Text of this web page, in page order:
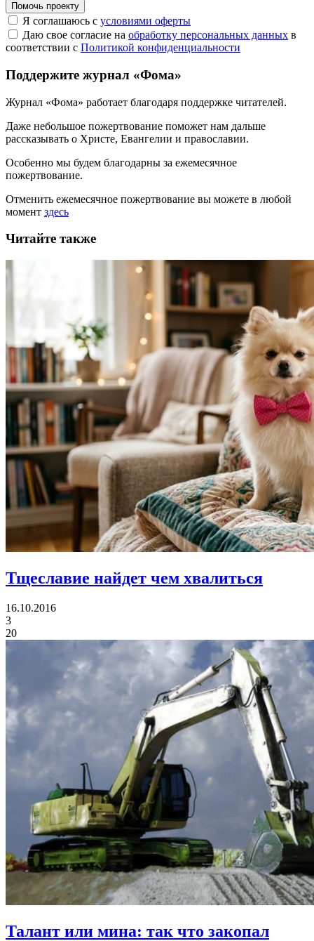
Помочь проекту
Я соглашаюсь с условиями оферты
Даю свое согласие на обработку персональных данных в
соответствии с Политикой конфиденциальности
Поддержите журнал «Фома»
Журнал «Фома» работает благодаря поддержке читателей.
Даже небольшое пожертвование поможет нам дальше
рассказывать о Христе, Евангелии и православии.
Особенно мы будем благодарны за ежемесячное
пожертвование.
Отменить ежемесячное пожертвование вы можете в любой
момент здесь
Читайте также
Тщеславие найдет чем хвалиться
16.10.2016
3
20
Талант или мина: так что закопал